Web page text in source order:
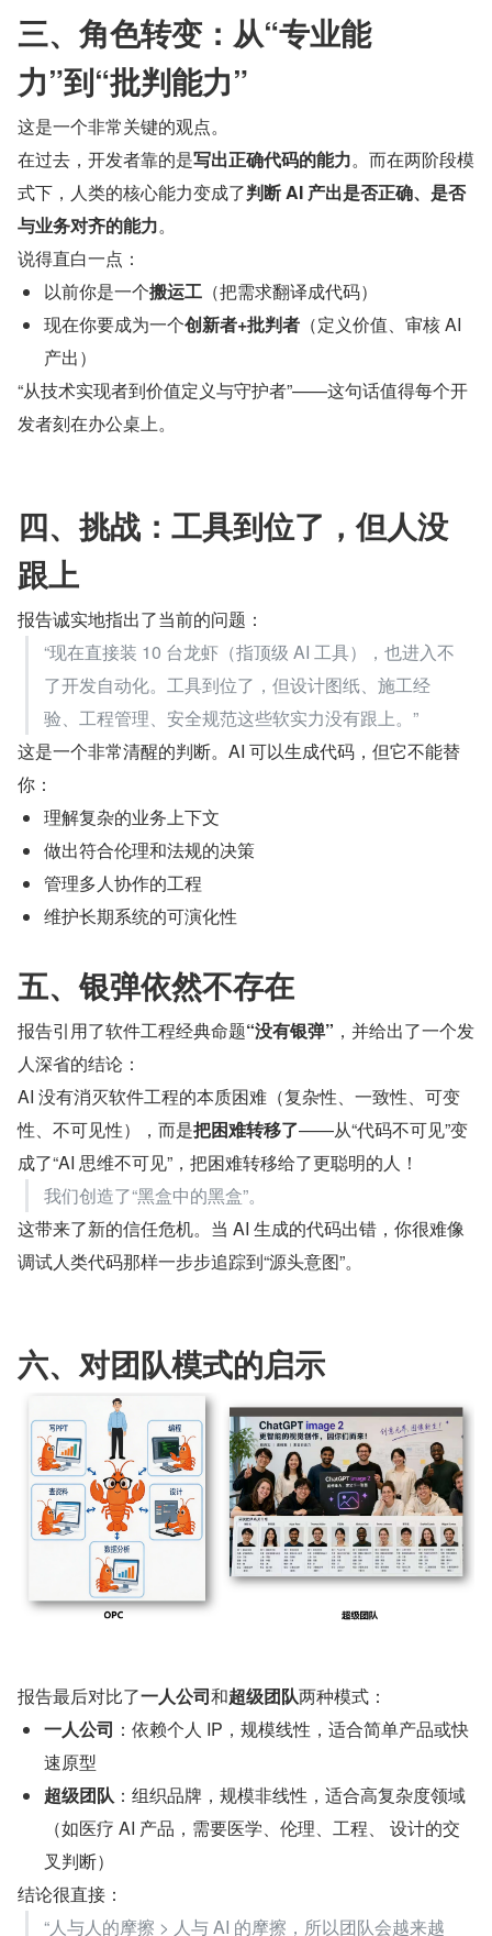
三、角色转变：从“专业能
力”到“批判能力”
这是一个非常关键的观点。
在过去，开发者靠的是写出正确代码的能力。而在两阶段模
式下，人类的核心能力变成了判断 AI 产出是否正确、是否
与业务对齐的能力。
说得直白一点：
以前你是一个搬运工 （把需求翻译成代码）
现在你要成为一个创新者+批判者 （定义价值、审核 AI
产出）
“从技术实现者到价值定义与守护者”——这句话值得每个开
发者刻在办公桌上。
四、挑战：工具到位了，但人没
跟上
报告诚实地指出了当前的问题：
“现在直接装 10 台龙虾（指顶级 AI 工具），也进入不
了开发自动化。工具到位了，但设计图纸、施工经
验、工程管理、安全规范这些软实力没有跟上。”
这是一个非常清醒的判断。AI 可以生成代码，但它不能替
你：
理解复杂的业务上下文
做出符合伦理和法规的决策
管理多人协作的工程
维护长期系统的可演化性
五、银弹依然不存在
报告引用了软件工程经典命题“没有银弹” ，并给出了一个发
人深省的结论：
AI 没有消灭软件工程的本质困难（复杂性、一致性、可变
性、不可见性），而是把困难转移了——从“代码不可见”变
成了“AI 思维不可见”，把困难转移给了更聪明的人！
我们创造了“黑盒中的黑盒”。
这带来了新的信任危机。当 AI 生成的代码出错，你很难像
调试人类代码那样一步步追踪到“源头意图”。
六、对团队模式的启示
报告最后对比了一人公司和超级团队两种模式：
一人公司 ：依赖个人 IP，规模线性，适合简单产品或快
速原型
超级团队 ：组织品牌，规模非线性，适合高复杂度领域
（如医疗 AI 产品，需要医学、伦理、工程、 设计的交
叉判断）
结论很直接：
“人与人的摩擦 > 人与 AI 的摩擦，所以团队会越来越